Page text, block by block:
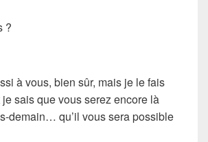
?
à vous, bien sûr, mais je le fais
sais que vous serez encore là
demain… qu’il vous sera possible